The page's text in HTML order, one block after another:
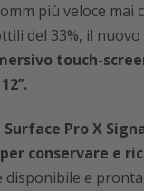
più veloce mai
del 33%, il nuovo
touch-
Pro X
conservare e
disponibile e pronta